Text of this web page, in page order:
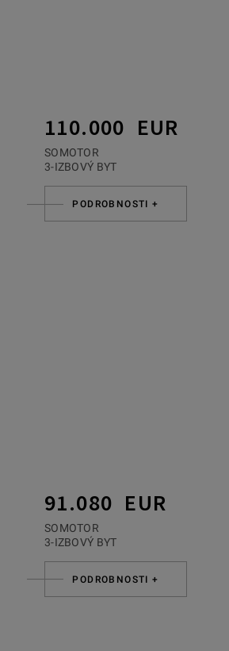
110.000 EUR
SOMOTOR
3-IZBOVÝ BYT
PODROBNOSTI +
91.080 EUR
SOMOTOR
3-IZBOVÝ BYT
PODROBNOSTI +